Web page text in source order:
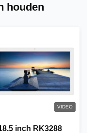
houden
VIDEO
inch RK3288